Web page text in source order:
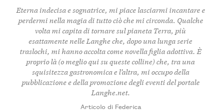
Eterna indecisa e sognatrice, mi piace lasciarmi incantare e
perdermi nella magia di tutto ciò che mi circonda. Qualche
volta mi capita di tornare sul pianeta Terra, più
esattamente nelle Langhe che, dopo una lunga serie
traslochi, mi hanno accolta come novella figlia adottiva. È
proprio là (o meglio qui su queste colline) che, tra una
squisitezza gastronomica e l’altra, mi occupo della
pubblicazione e della promozione degli eventi del portale
Langhe.net.
Articolo di Federica